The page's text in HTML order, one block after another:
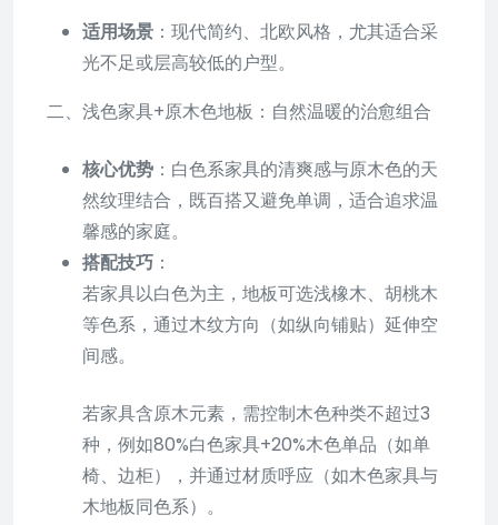
适用场景 ：现代简约、北欧风格，尤其适合采
光不足或层高较低的户型。
二、浅色家具+原木色地板：自然温暖的治愈组合
核心优势 ：白色系家具的清爽感与原木色的天
然纹理结合，既百搭又避免单调，适合追求温
馨感的家庭。
搭配技巧 ：
若家具以白色为主，地板可选浅橡木、胡桃木
等色系，通过木纹方向（如纵向铺贴）延伸空
间感。
若家具含原木元素，需控制木色种类不超过3
种，例如80%白色家具+20%木色单品（如单
椅、边柜），并通过材质呼应（如木色家具与
木地板同色系）。